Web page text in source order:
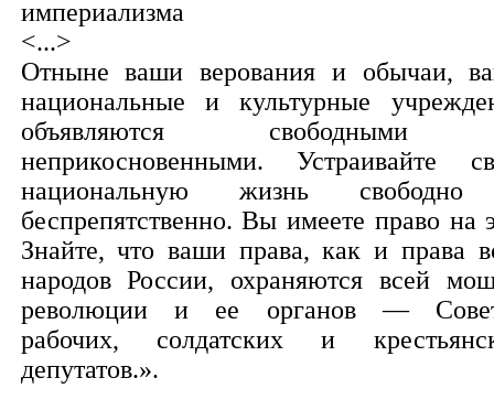
империализма
<...>
Отныне ваши верования и обычаи,
национальные и культурные
объявляются
неприкосновенными. Устраивайте
национальную жизнь
беспрепятственно. Вы имеете право на
Знайте, что ваши права, как и права
народов России, охраняются всей
революции и ее органов —
рабочих, солдатских и
депутатов.».